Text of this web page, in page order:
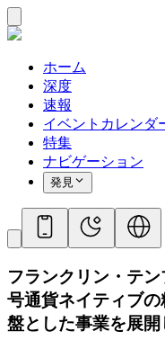
ホーム
深度
速報
イベントカレンダ
特集
ナビゲーション
発見
フランクリン・テ
号通貨ネイティブ
盤とした事業を展開